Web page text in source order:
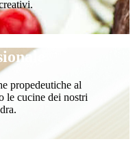
propedeutiche al
le cucine dei nostri